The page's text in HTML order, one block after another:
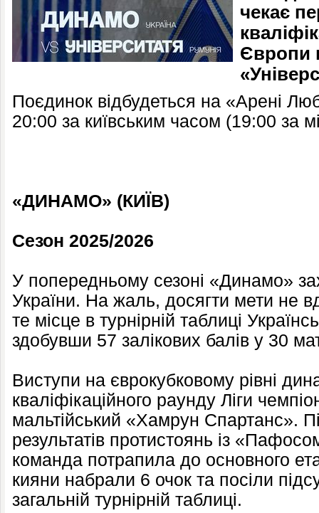
чекає
Європи
Поєдинок відбудеться на «Арені
20:00 за київським часом (19:00 за
«ДИНАМО» (КИЇВ)
Сезон 2025/2026
У попередньому сезоні «Динамо»
України. На жаль, досягти мети не
те місце в турнірній таблиці
здобувши 57 залікових балів у 30
Виступи на єврокубковому рівні
кваліфікаційного раунду Ліги
мальтійський «Хамрун Спартанс».
результатів протистоянь із
команда потрапила до основного
кияни набрали 6 очок та посіли
загальній турнірній таблиці.